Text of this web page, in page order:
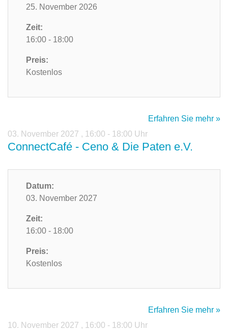
25. November 2026
Zeit:
16:00 - 18:00
Preis:
Kostenlos
Erfahren Sie mehr »
03. November 2027 , 16:00 - 18:00 Uhr
ConnectCafé - Ceno & Die Paten e.V.
Datum:
03. November 2027
Zeit:
16:00 - 18:00
Preis:
Kostenlos
Erfahren Sie mehr »
10. November 2027 , 16:00 - 18:00 Uhr